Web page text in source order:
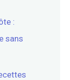
:
sans